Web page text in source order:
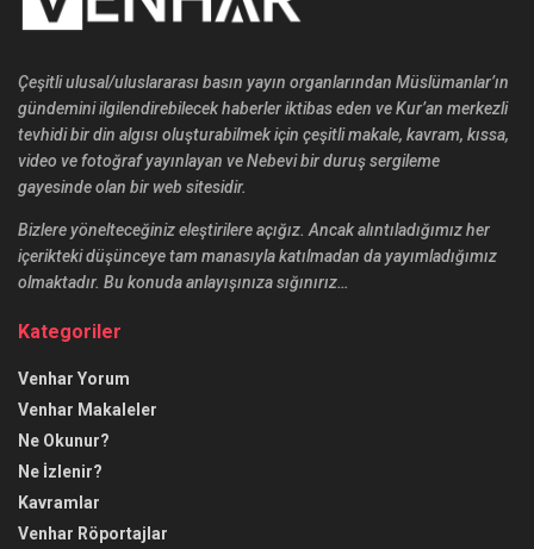
Çeşitli ulusal/uluslararası basın yayın organlarından Müslümanlar’ın
gündemini ilgilendirebilecek haberler iktibas eden ve Kur’an merkezli
tevhidi bir din algısı oluşturabilmek için çeşitli makale, kavram, kıssa,
video ve fotoğraf yayınlayan ve Nebevi bir duruş sergileme
gayesinde olan bir web sitesidir.
Bizlere yönelteceğiniz eleştirilere açığız. Ancak alıntıladığımız her
içerikteki düşünceye tam manasıyla katılmadan da yayımladığımız
olmaktadır. Bu konuda anlayışınıza sığınırız…
Kategoriler
Venhar Yorum
Venhar Makaleler
Ne Okunur?
Ne İzlenir?
Kavramlar
Venhar Röportajlar